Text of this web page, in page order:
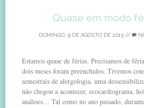
Quase em modo
DOMINGO, 9 DE AGOSTO DE 2015//
Estamos quase de férias. Precisamos de
dois meses foram preenchidos. Tivemos
semestrais de alergologia, uma
não chegou a acontecer, ecocardiograma,
análises… Tal como no ano passado,